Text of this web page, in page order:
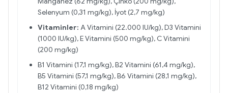
Selenyum (0,31 mg/kg), İyot (2,7 mg/kg)
Vitaminler: A Vitamini (22.000 IU/kg), D3 Vitamini
(1000 IU/kg), E Vitamini (500 mg/kg), C Vitamini
(200 mg/kg)
B1 Vitamini (17,1 mg/kg), B2 Vitamini (61,4 mg/kg),
B5 Vitamini (57,1 mg/kg), B6 Vitamini (28,1 mg/kg),
B12 Vitamini (0,18 mg/kg)